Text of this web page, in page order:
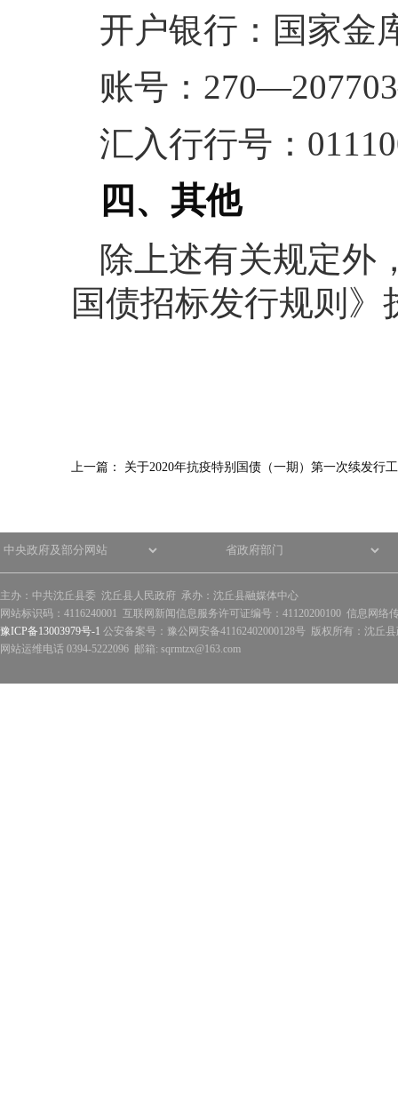
开户银行：国家金
账号：
汇入行行号：
四、其他
除上述有关规定外
国债招标发行规则》
上一篇： 关于2020年抗疫特别国债（一期）第一次续发行
主办：中共沈丘县委 沈丘县人民政府 承办：沈丘县融媒体中心
网站标识码：4116240001 互联网新闻信息服务许可证编号：41120200100 信息网络
豫ICP备13003979号-1 公安备案号：豫公网安备41162402000128号 版权所有：沈丘
网站运维电话 0394-5222096 邮箱: sqrmtzx@163.com